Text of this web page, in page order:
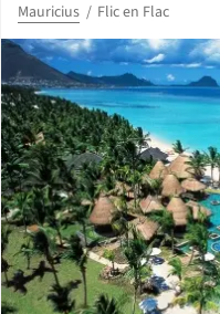
Mauricius Flic en Flac